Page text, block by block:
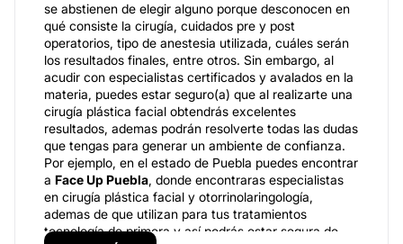
se abstienen de elegir alguno porque desconocen en
qué consiste la cirugía, cuidados pre y post
operatorios, tipo de anestesia utilizada, cuáles serán
los resultados finales, entre otros. Sin embargo, al
acudir con especialistas certificados y avalados en la
materia, puedes estar seguro(a) que al realizarte una
cirugía plástica facial obtendrás excelentes
resultados, ademas podrán resolverte todas las dudas
que tengas para generar un ambiente de confianza.
Por ejemplo, en el estado de Puebla puedes encontrar
a Face Up Puebla, donde encontraras especialistas
en cirugía plástica facial y otorrinolaringología,
ademas de que utilizan para tus tratamientos
tecnología de primera y así podrás estar segura de